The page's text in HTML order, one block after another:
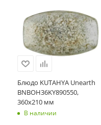
Блюдо KUTAHYA Unearth
BNBOH36KY890550,
360х210 мм
В наличии